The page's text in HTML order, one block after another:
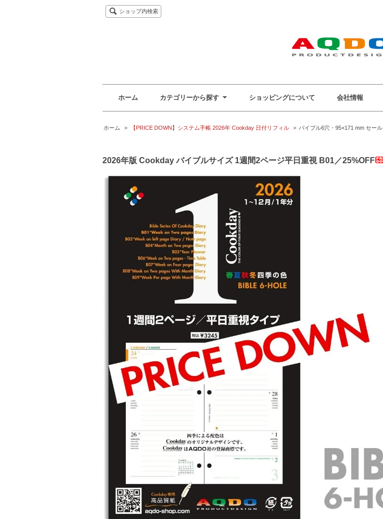
ショップ内検索
ホーム カテゴリーから探す ショッピングについて 会社情報
ホーム > 【PRICE DOWN】システム手帳 2026年 Cookday 日付リフィル > バイブル6穴・95×171 mm セール
2026年版 Cookday バイブルサイズ 1週間2ページ平日重視 B01／25%OFF